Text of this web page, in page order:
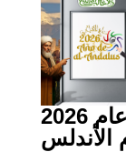
ثــيار يعلن عام 2026
الأندلس